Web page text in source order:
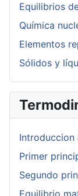
Equilibrios
Química
Elementos
Sólidos y
Introduccion
Primer
Segundo